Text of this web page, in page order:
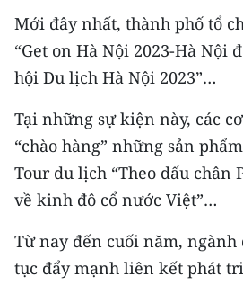
Infographic
TIN MỚI
TIN ĐỊA PHƯƠNG
Trung du và miền núi phía Bắc
Đồng bằng sông Hồng
Bắc Trung Bộ
Mới đây nhất, thành phố tổ
“Get on Hà Nội 2023-Hà Nội
hội Du lịch Hà Nội 2023”…
Tại những sự kiện này, các
“chào hàng” những sản
Tour du lịch “Theo dấu chân
về kinh đô cổ nước Việt”…
Từ nay đến cuối năm,
tục đẩy mạnh liên kết phát